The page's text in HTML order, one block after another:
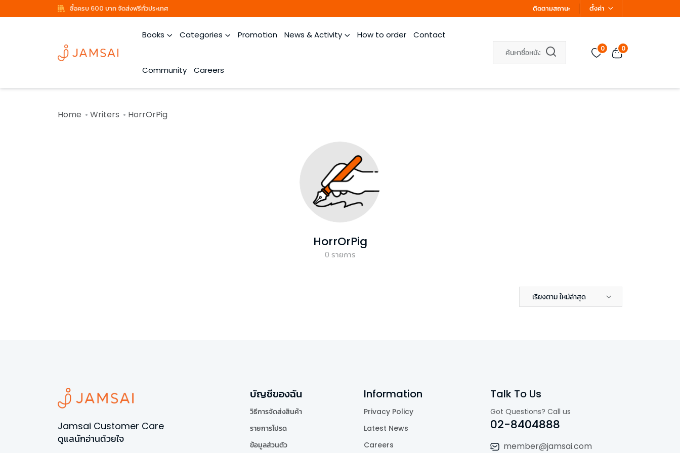
ซื้อครบ 600 บาท จัดส่งฟรีทั่วประเทศ ติดตามสถานะ ตั้งค่า
Books Categories Promotion News & Activity How to order Contact
Community Careers
0 0
Home Writers HorrOrPig
HorrOrPig
0 รายการ
เรียงตาม ใหม่ล่าสุด
Jamsai Customer Care
ดูแลนักอ่านด้วยใจ
บัญชีของฉัน
วิธีการจัดส่งสินค้า
รายการโปรด
ข้อมูลส่วนตัว
Information
Privacy Policy
Latest News
Careers
Talk To Us
Got Questions? Call us
02-8404888
member@jamsai.com